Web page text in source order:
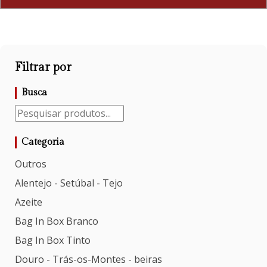
Filtrar por
Busca
Categoria
Outros
Alentejo - Setúbal - Tejo
Azeite
Bag In Box Branco
Bag In Box Tinto
Douro - Trás-os-Montes - beiras